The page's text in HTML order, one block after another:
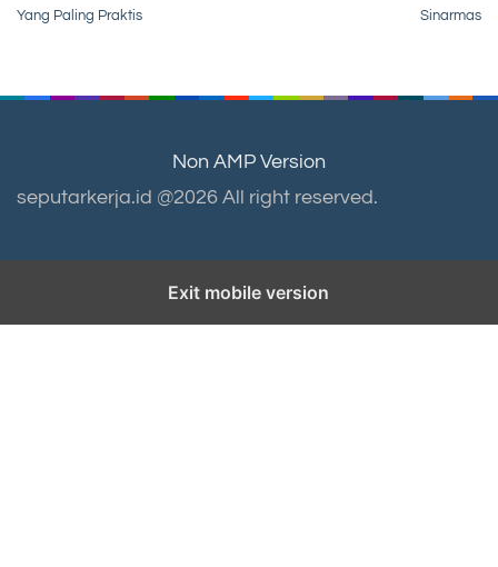
navigation
Yang Paling Praktis
Sinarmas
Non AMP Version
seputarkerja.id @2026 All right reserved.
Exit mobile version